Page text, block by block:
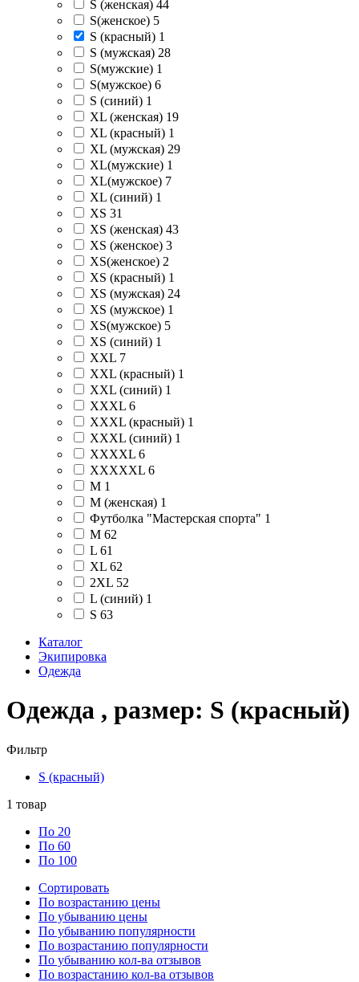
S (женская) 44
S(женское) 5
S (красный) 1
S (мужская) 28
S(мужские) 1
S(мужское) 6
S (синий) 1
XL (женская) 19
XL (красный) 1
XL (мужская) 29
XL(мужские) 1
XL(мужское) 7
XL (синий) 1
XS 31
XS (женская) 43
XS (женское) 3
XS(женское) 2
XS (красный) 1
XS (мужская) 24
XS (мужское) 1
XS(мужское) 5
XS (синий) 1
XXL 7
XXL (красный) 1
XXL (синий) 1
XXXL 6
XXXL (красный) 1
XXXL (синий) 1
XXXXL 6
XXXXXL 6
М 1
М (женская) 1
Футболка "Мастерская спорта" 1
M 62
L 61
XL 62
2XL 52
L (синий) 1
S 63
Каталог
Экипировка
Одежда
Одежда , размер: S (красный)
Фильтр
S (красный)
1 товар
По 20
По 60
По 100
Сортировать
По возрастанию цены
По убыванию цены
По убыванию популярности
По возрастанию популярности
По убыванию кол-ва отзывов
По возрастанию кол-ва отзывов